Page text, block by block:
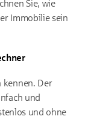
Sie, wie
Immobilie sein
kennen. Der
und
und ohne